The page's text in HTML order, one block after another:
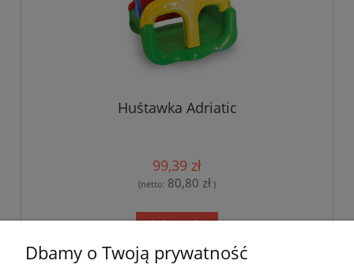
Huśtawka Adriatic
99,39 zł
(netto: 80,80 zł )
do koszyka
Dbamy o Twoją prywatność